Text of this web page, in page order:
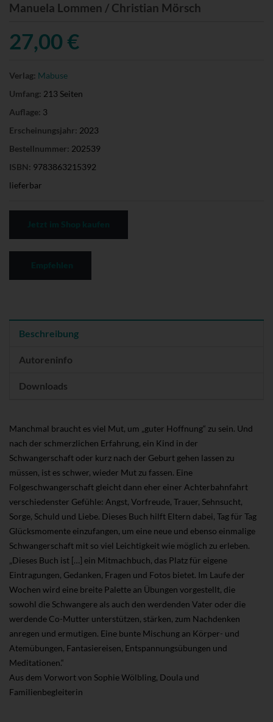
Manuela Lommen / Christian Mörsch
27,00 €
Verlag: Mabuse
Umfang: 213 Seiten
Auflage: 3
Erscheinungsjahr: 2023
Bestellnummer: 202539
ISBN: 9783863215392
lieferbar
Beschreibung
Autoreninfo
Downloads
Manchmal braucht es viel Mut, um „guter Hoffnung“ zu sein. Und
nach der schmerzlichen Erfahrung, ein Kind in der
Schwangerschaft oder kurz nach der Geburt gehen lassen zu
müssen, ist es schwer, wieder Mut zu fassen. Eine
Folgeschwangerschaft gleicht dann eher einer Achterbahnfahrt
verschiedenster Gefühle: Angst, Vorfreude, Trauer, Sehnsucht,
Sorge, Schuld und Liebe. Dieses Buch hilft Eltern dabei, Tag für Tag
Glücksmomente einzufangen, um eine neue und ebenso einmalige
Schwangerschaft mit so viel Leichtigkeit wie möglich zu erleben.
„Dieses Buch ist […] ein Mitmachbuch, das Platz für eigene
Eintragungen, Gedanken, Fragen und Fotos bietet. Im Laufe der
Wochen wird eine breite Palette an Übungen vorgestellt, die
sowohl die Schwangere als auch den werdenden Vater oder die
werdende Co-Mutter unterstützen, stärken, zum Nachdenken
anregen und ermutigen. Eine bunte Mischung an Körper- und
Atemübungen, Fantasiereisen, Entspannungsübungen und
Meditationen.“
Aus dem Vorwort von Sophie Wölbling, Doula und
Familienbegleiterin